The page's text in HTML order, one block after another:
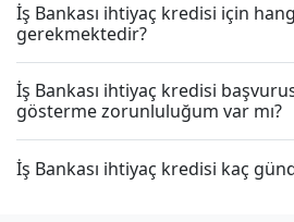
İş Bankası ihtiyaç kredisi için
gerekmektedir?
İş Bankası ihtiyaç kredisi
gösterme zorunluluğum var mı?
İş Bankası ihtiyaç kredisi kaç